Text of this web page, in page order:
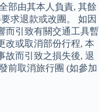
部由其本人負責, 其餘
求退款或改團。 如因
而引致有關交通工具暫
改或取消部份行程, 本
故而引致之損失後, 退
前取消旅行團 (如參加